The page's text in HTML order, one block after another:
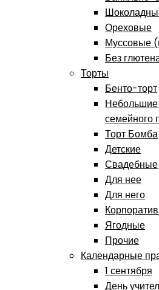
Ореховые
Муссовые
Без
Торты
Бенто-торт
Небольшие
семейного
Торт Бомба
Детские
Свадебные
Для нее
Для него
Ягодные
Прочие
Календарные
1 сентября
День